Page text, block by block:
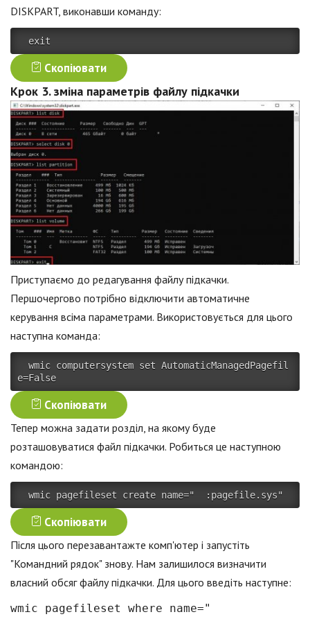
DISKPART, виконавши команду:
exit
Скопіювати
Крок 3. зміна параметрів файлу підкачки
Приступаємо до редагування файлу підкачки.
Першочергово потрібно відключити автоматичне
керування всіма параметрами. Використовується для цього
наступна команда:
wmic computersystem set AutomaticManagedPagefil
e=False
Скопіювати
Тепер можна задати розділ, на якому буде
розташовуватися файл підкачки. Робиться це наступною
командою:
Скопіювати
Після цього перезавантажте комп'ютер і запустіть
"Командний рядок" знову. Нам залишилося визначити
власний обсяг файлу підкачки. Для цього введіть наступне:
wmic pagefileset where name="